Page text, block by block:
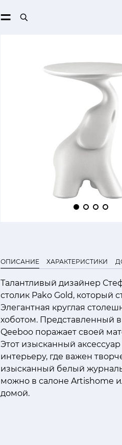
ОПИСАНИЕ ХАРАКТЕРИСТИКИ
Талантливый дизайнер
столик Pako Gold, который
Элегантная круглая
хоботом. Представленный
Qeeboo поражает своей
Этот изысканный
интерьеру, где важен
изысканный белый
можно в салоне Artishome
домой.